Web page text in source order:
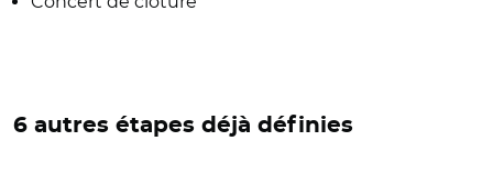
6 autres étapes déjà définies